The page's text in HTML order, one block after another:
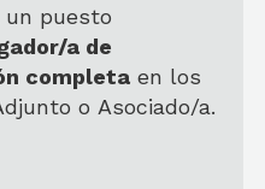
puesto
a de
completa en los
o Asociado/a.